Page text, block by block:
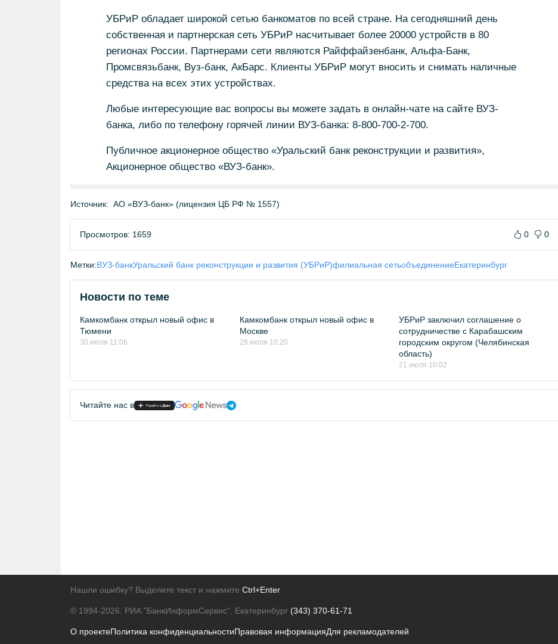
УБРиР обладает широкой сетью банкоматов по всей стране. На сегодняшний день
собственная и партнерская сеть УБРиР насчитывает более 20000 устройств в 80
регионах России. Партнерами сети являются Райффайзенбанк, Альфа-Банк,
Промсвязьбанк, Вуз-банк, АкБарс. Клиенты УБРиР могут вносить и снимать наличные
средства на всех этих устройствах.
Любые интересующие вас вопросы вы можете задать в онлайн-чате на сайте ВУЗ-
банка, либо по телефону горячей линии ВУЗ-банка: 8-800-700-2-700.
Публичное акционерное общество «Уральский банк реконструкции и развития»,
Акционерное общество «ВУЗ-банк».
Источник: АО «ВУЗ-банк» (лицензия ЦБ РФ № 1557)
Просмотров: 1659 0 0
Метки:ВУЗ-банкУральский банк реконструкции и развития (УБРиР)филиальная сетьобъединениеЕкатеринбург
Новости по теме
Камкомбанк открыл новый офис в
Тюмени
30 июля 11:06
Камкомбанк открыл новый офис в
Москве
28 июля 10:20
УБРиР заключил соглашение о
сотрудничестве с Карабашским
городским округом (Челябинская
область)
21 июля 10:02
Читайте нас в
Нашли ошибку? Выделите текст и нажмите Ctrl+Enter
© 1994-2026. РИА "БанкИнформСервис". Екатеринбург (343) 370-61-71
О проектеПолитика конфиденциальностиПравовая информацияДля рекламодателей